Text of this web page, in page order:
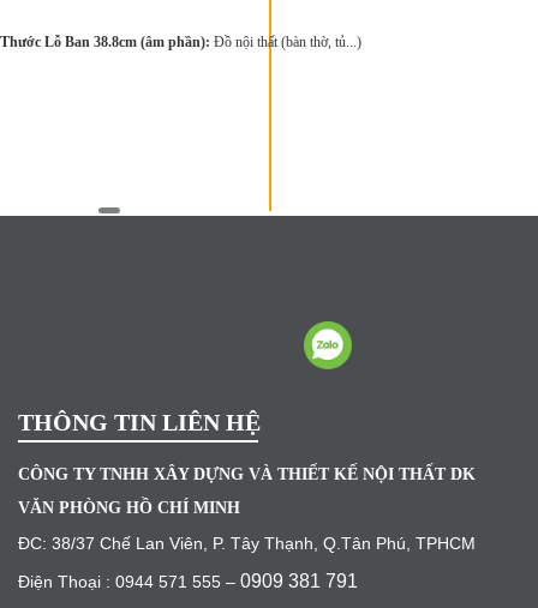
Thước Lỗ Ban 38.8cm (âm phần): Đồ nội thất (bàn thờ, tủ...)
THÔNG TIN LIÊN HỆ
CÔNG TY TNHH XÂY DỰNG VÀ THIẾT KẾ NỘI THẤT DK
VĂN PHÒNG HỒ CHÍ MINH
ĐC: 38/37 Chế Lan Viên, P. Tây Thạnh, Q.Tân Phú, TPHCM
Điện Thoại : 0944 571 555 – 0909 381 791